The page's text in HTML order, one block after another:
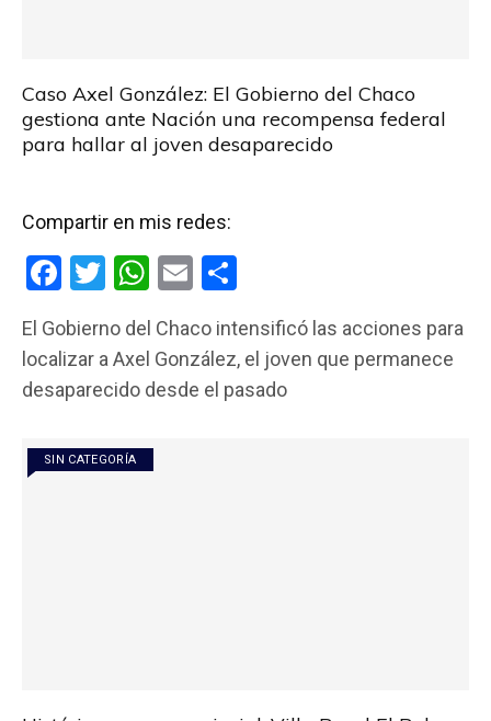
Caso Axel González: El Gobierno del Chaco
gestiona ante Nación una recompensa federal
para hallar al joven desaparecido
Compartir en mis redes:
F
ce
b
o
o
k
T
tt
er
W
at
s
p
p
E
ail m
p
El Gobierno del Chaco intensificó las acciones para
localizar a Axel González, el joven que permanece
desaparecido desde el pasado
SIN CATEGORÍA